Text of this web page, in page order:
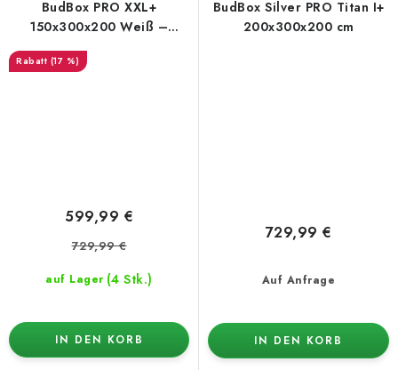
BudBox PRO XXL+
150x300x200 Weiß –
Growbox
(17 %)
auf Lager (4 Stk.)
599,99 €
729,99 €
IN DEN KORB
BudBox Silver PRO Titan I+
200x300x200 cm
Auf Anfrage
729,99 €
IN DEN KORB